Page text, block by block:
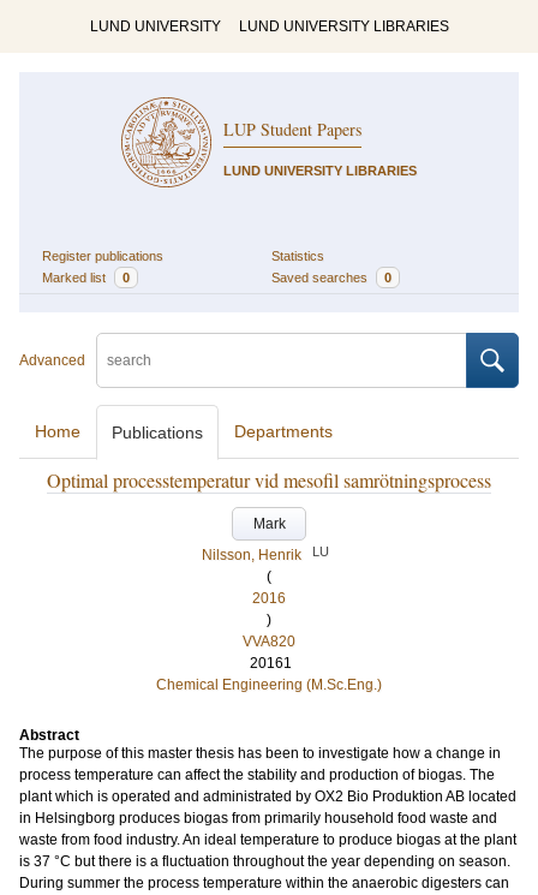
LUND UNIVERSITY LUND UNIVERSITY LIBRARIES
LUP Student Papers
LUND UNIVERSITY LIBRARIES
Register publications
Statistics
Marked list
0 Saved searches 0
Advanced
Home Publications Departments
Optimal processtemperatur vid mesofil samrötningsprocess
Mark
Nilsson, Henrik
LU
(
2016
)
VVA820
20161
Chemical Engineering (M.Sc.Eng.)
Abstract
The purpose of this master thesis has been to investigate how a change in
process temperature can affect the stability and production of biogas. The
plant which is operated and administrated by OX2 Bio Produktion AB located
in Helsingborg produces biogas from primarily household food waste and
waste from food industry. An ideal temperature to produce biogas at the plant
is 37 °C but there is a fluctuation throughout the year depending on season.
During summer the process temperature within the anaerobic digesters can